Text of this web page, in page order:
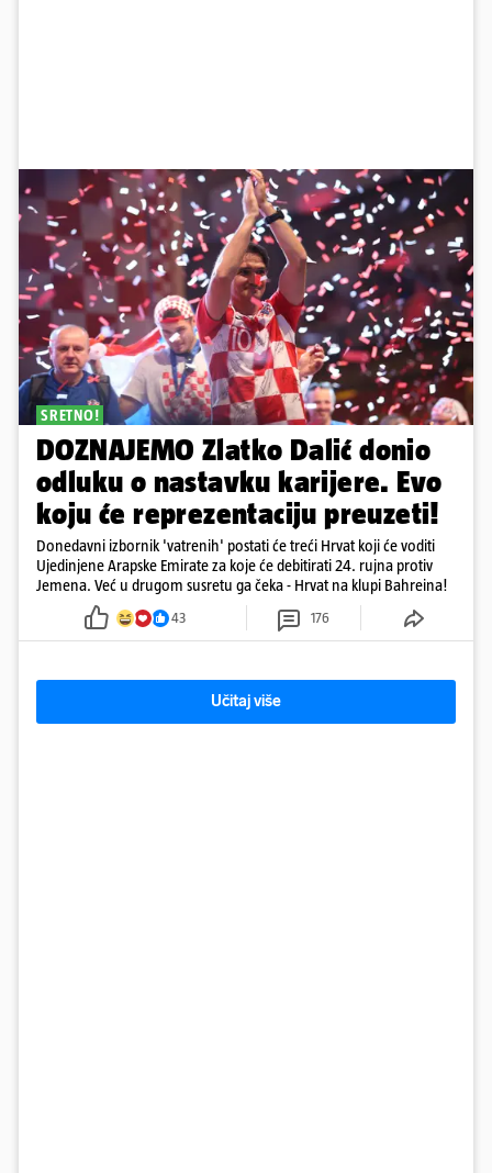
SRETNO!
DOZNAJEMO Zlatko Dalić donio
odluku o nastavku karijere. Evo
koju će reprezentaciju preuzeti!
Donedavni izbornik 'vatrenih' postati će treći Hrvat koji će voditi
Ujedinjene Arapske Emirate za koje će debitirati 24. rujna protiv
Jemena. Već u drugom susretu ga čeka - Hrvat na klupi Bahreina!
43 176
Učitaj više